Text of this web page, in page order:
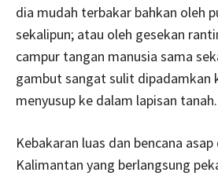
dia mudah terbakar bahkan oleh
sekalipun; atau oleh gesekan
campur tangan manusia sama
gambut sangat sulit dipadamkan
menyusup ke dalam lapisan tanah.
Kebakaran luas dan bencana
Kalimantan yang berlangsung